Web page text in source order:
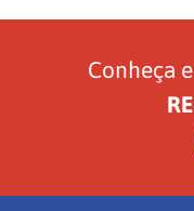
Conheça